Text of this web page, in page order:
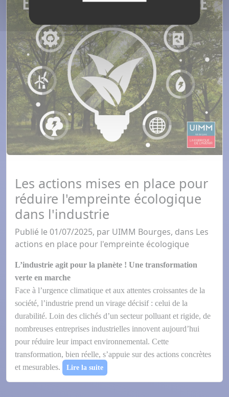
Les actions mises en place pour
réduire l'empreinte écologique
dans l'industrie
Publié le 01/07/2025, par UIMM Bourges, dans Les
actions en place pour l'empreinte écologique
L’industrie agit pour la planète ! Une transformation
verte en marche
Face à l’urgence climatique et aux attentes croissantes de la
société, l’industrie prend un virage décisif : celui de la
durabilité. Loin des clichés d’un secteur polluant et rigide, de
nombreuses entreprises industrielles innovent aujourd’hui
pour réduire leur impact environnemental. Cette
transformation, bien réelle, s’appuie sur des actions concrètes
et mesurables.
Lire la suite